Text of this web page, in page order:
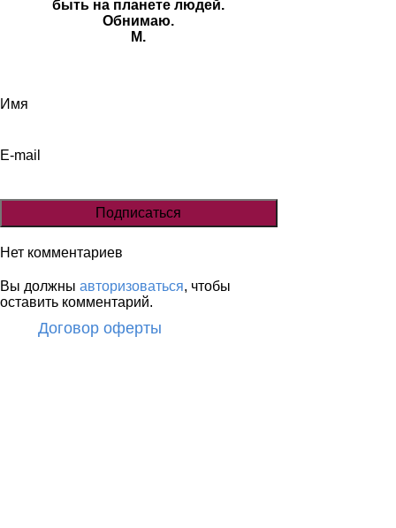
быть на планете людей.
Обнимаю.
М.
Имя
E-mail
Нет комментариев
Вы должны авторизоваться, чтобы
оставить комментарий.
Договор оферты